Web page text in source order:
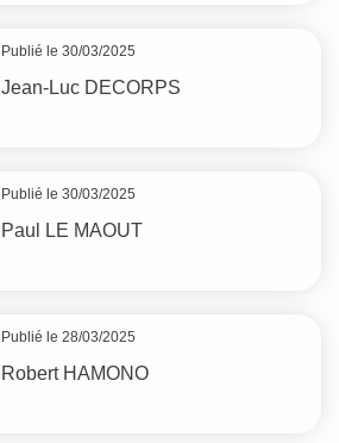
Publié le 30/03/2025
Jean-Luc DECORPS
Publié le 30/03/2025
Paul LE MAOUT
Publié le 28/03/2025
Robert HAMONO